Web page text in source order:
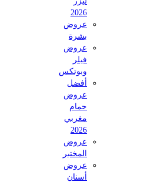
عروض
بشرة
عروض
وبوتكس
أفضل
عروض
حمام
مغربي
عروض
المختبر
عروض
أسنان